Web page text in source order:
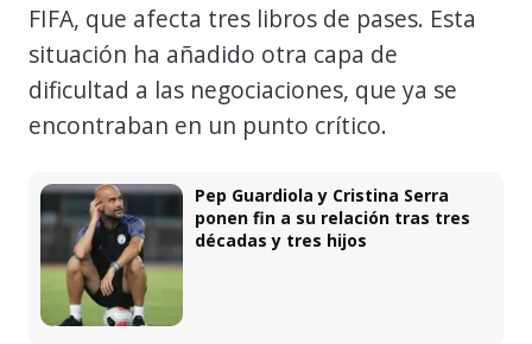
FIFA, que afecta tres libros de pases. Esta
situación ha añadido otra capa de
dificultad a las negociaciones, que ya se
encontraban en un punto crítico.
Pep Guardiola y Cristina Serra
ponen fin a su relación tras tres
décadas y tres hijos